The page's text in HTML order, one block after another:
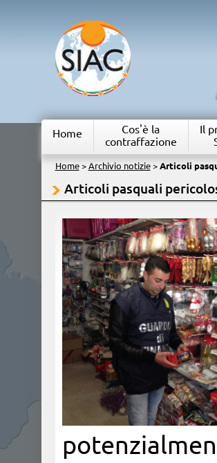
Home
Cos'è la
contraffazione
Il
Home> Archivio notizie> Articoli
Articoli pasquali